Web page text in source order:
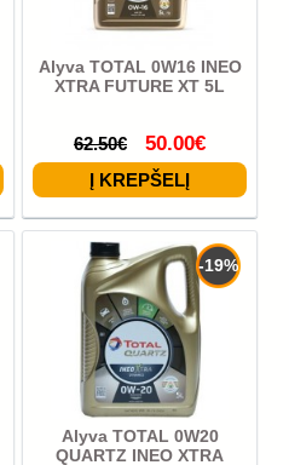
Alyva TOTAL 0W16 INEO
XTRA FUTURE XT 5L
62.50€ 50.00€
-19%
Alyva TOTAL 0W20
QUARTZ INEO XTRA